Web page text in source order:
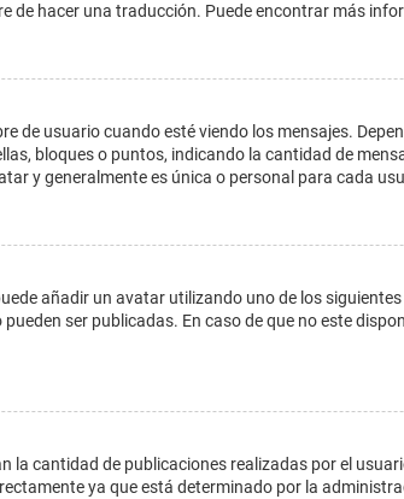
de hacer una traducción. Puede encontrar más
de usuario cuando esté viendo los mensajes.
bloques o puntos, indicando la cantidad de
y generalmente es única o personal para cada
añadir un avatar utilizando uno de los
ser publicadas. En caso de que no este
la cantidad de publicaciones realizadas por el
ya que está determinado por la